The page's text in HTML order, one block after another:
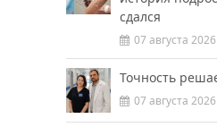
сдался
07 августа 2026
Точность
07 августа 2026